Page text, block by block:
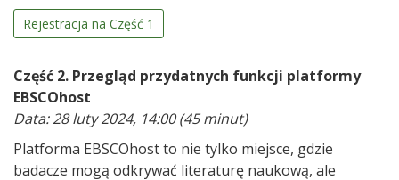
Rejestracja na Część 1
Część 2. Przegląd przydatnych funkcji platformy
EBSCOhost
Data: 28 luty 2024, 14:00 (45 minut)
Platforma EBSCOhostto nie tylko miejsce, gdzie
badacze mogą odkrywać literaturę naukową, ale